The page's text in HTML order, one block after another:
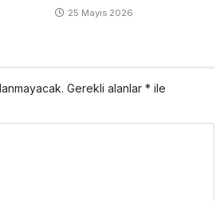
25 Mayıs 2026
Gerekli alanlar * ile